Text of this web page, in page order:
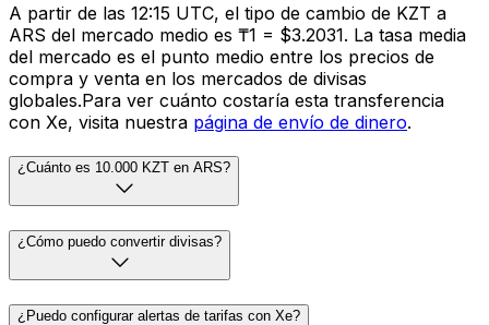
A partir de las 12:15 UTC, el tipo de cambio de KZT a
ARS del mercado medio es ₸1 = $3.2031. La tasa media
del mercado es el punto medio entre los precios de
compra y venta en los mercados de divisas
globales.Para ver cuánto costaría esta transferencia
con Xe, visita nuestra página de envío de dinero.
¿Cuánto es 10.000 KZT en ARS?
¿Cómo puedo convertir divisas?
¿Puedo configurar alertas de tarifas con Xe?